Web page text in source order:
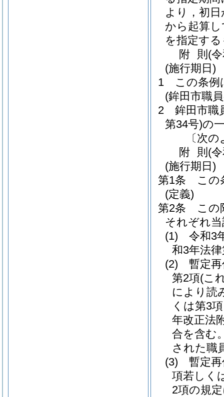
より，初
から起算
を指定す
附 則 (
(施行期日)
1
この条例
(鉾田市職
2
鉾田市職
第34号)の
〔次
附 則 (
(施行期日)
第1条
この
(定義)
第2条
この
それぞれ
(1)
令和3
和3年法
(2)
暫定
第2項(こ
により読
くは第3
年改正法
合を含む
された職
(3)
暫定
項若しく
2項の規